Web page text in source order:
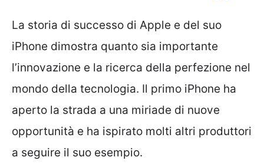
La storia di successo di Apple e del suo
iPhone dimostra quanto sia importante
l’innovazione e la ricerca della perfezione nel
mondo della tecnologia. Il primo iPhone ha
aperto la strada a una miriade di nuove
opportunità e ha ispirato molti altri produttori
a seguire il suo esempio.